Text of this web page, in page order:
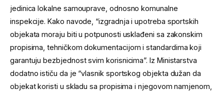
jedinica lokalne samouprave, odnosno komunalne
inspekcije. Kako navode, “izgradnja i upotreba sportskih
objekata moraju biti u potpunosti usklađeni sa zakonskim
propisima, tehničkom dokumentacijom i standardima koji
garantuju bezbjednost svim korisnicima”. Iz Ministarstva
dodatno ističu da je “vlasnik sportskog objekta dužan da
objekat koristi u skladu sa propisima i njegovom namjenom,